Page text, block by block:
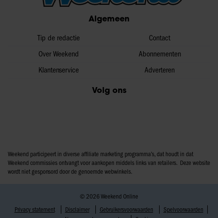
partners kunnen deze gegevens combineren met andere
informatie die u aan ze heeft verstrekt of die ze hebben
gaat akkoord met onze cookies als u onze website blijft
gebruiken.
Algemeen
Tip de redactie
Over Weekend
Klantenservice
Contact
Abonnementen
Adverteren
Volg ons
Weekend participeert in diverse affiliate marketing programma’s, dat houdt in dat
Weekend commissies ontvangt voor aankopen middels links van retailers. Deze website
wordt niet gesponsord door de genoemde webwinkels.
© 2026 Weekend Online
Privacy statement
Disclaimer Gebruikersvoorwaarden
Spelvoorwaarden